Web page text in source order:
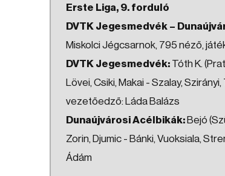
Erste Liga, 9. forduló
DVTK Jegesmedvék –
Miskolci Jégcsarnok, 795 néző,
DVTK Jegesmedvék: Tóth K.
Lövei, Csiki, Makai - Szalay,
vezetőedző: Láda Balázs
Dunaújvárosi Acélbikák: Bejó
Zorin, Djumic - Bánki, Vuoksiala,
Ádám